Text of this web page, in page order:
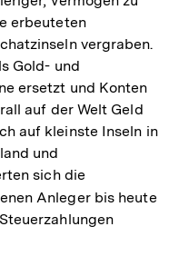
erbeuteten
vergraben.
Gold- und
ersetzt und Konten
auf der Welt Geld
auf kleinste Inseln in
und
sich die
Anleger bis heute